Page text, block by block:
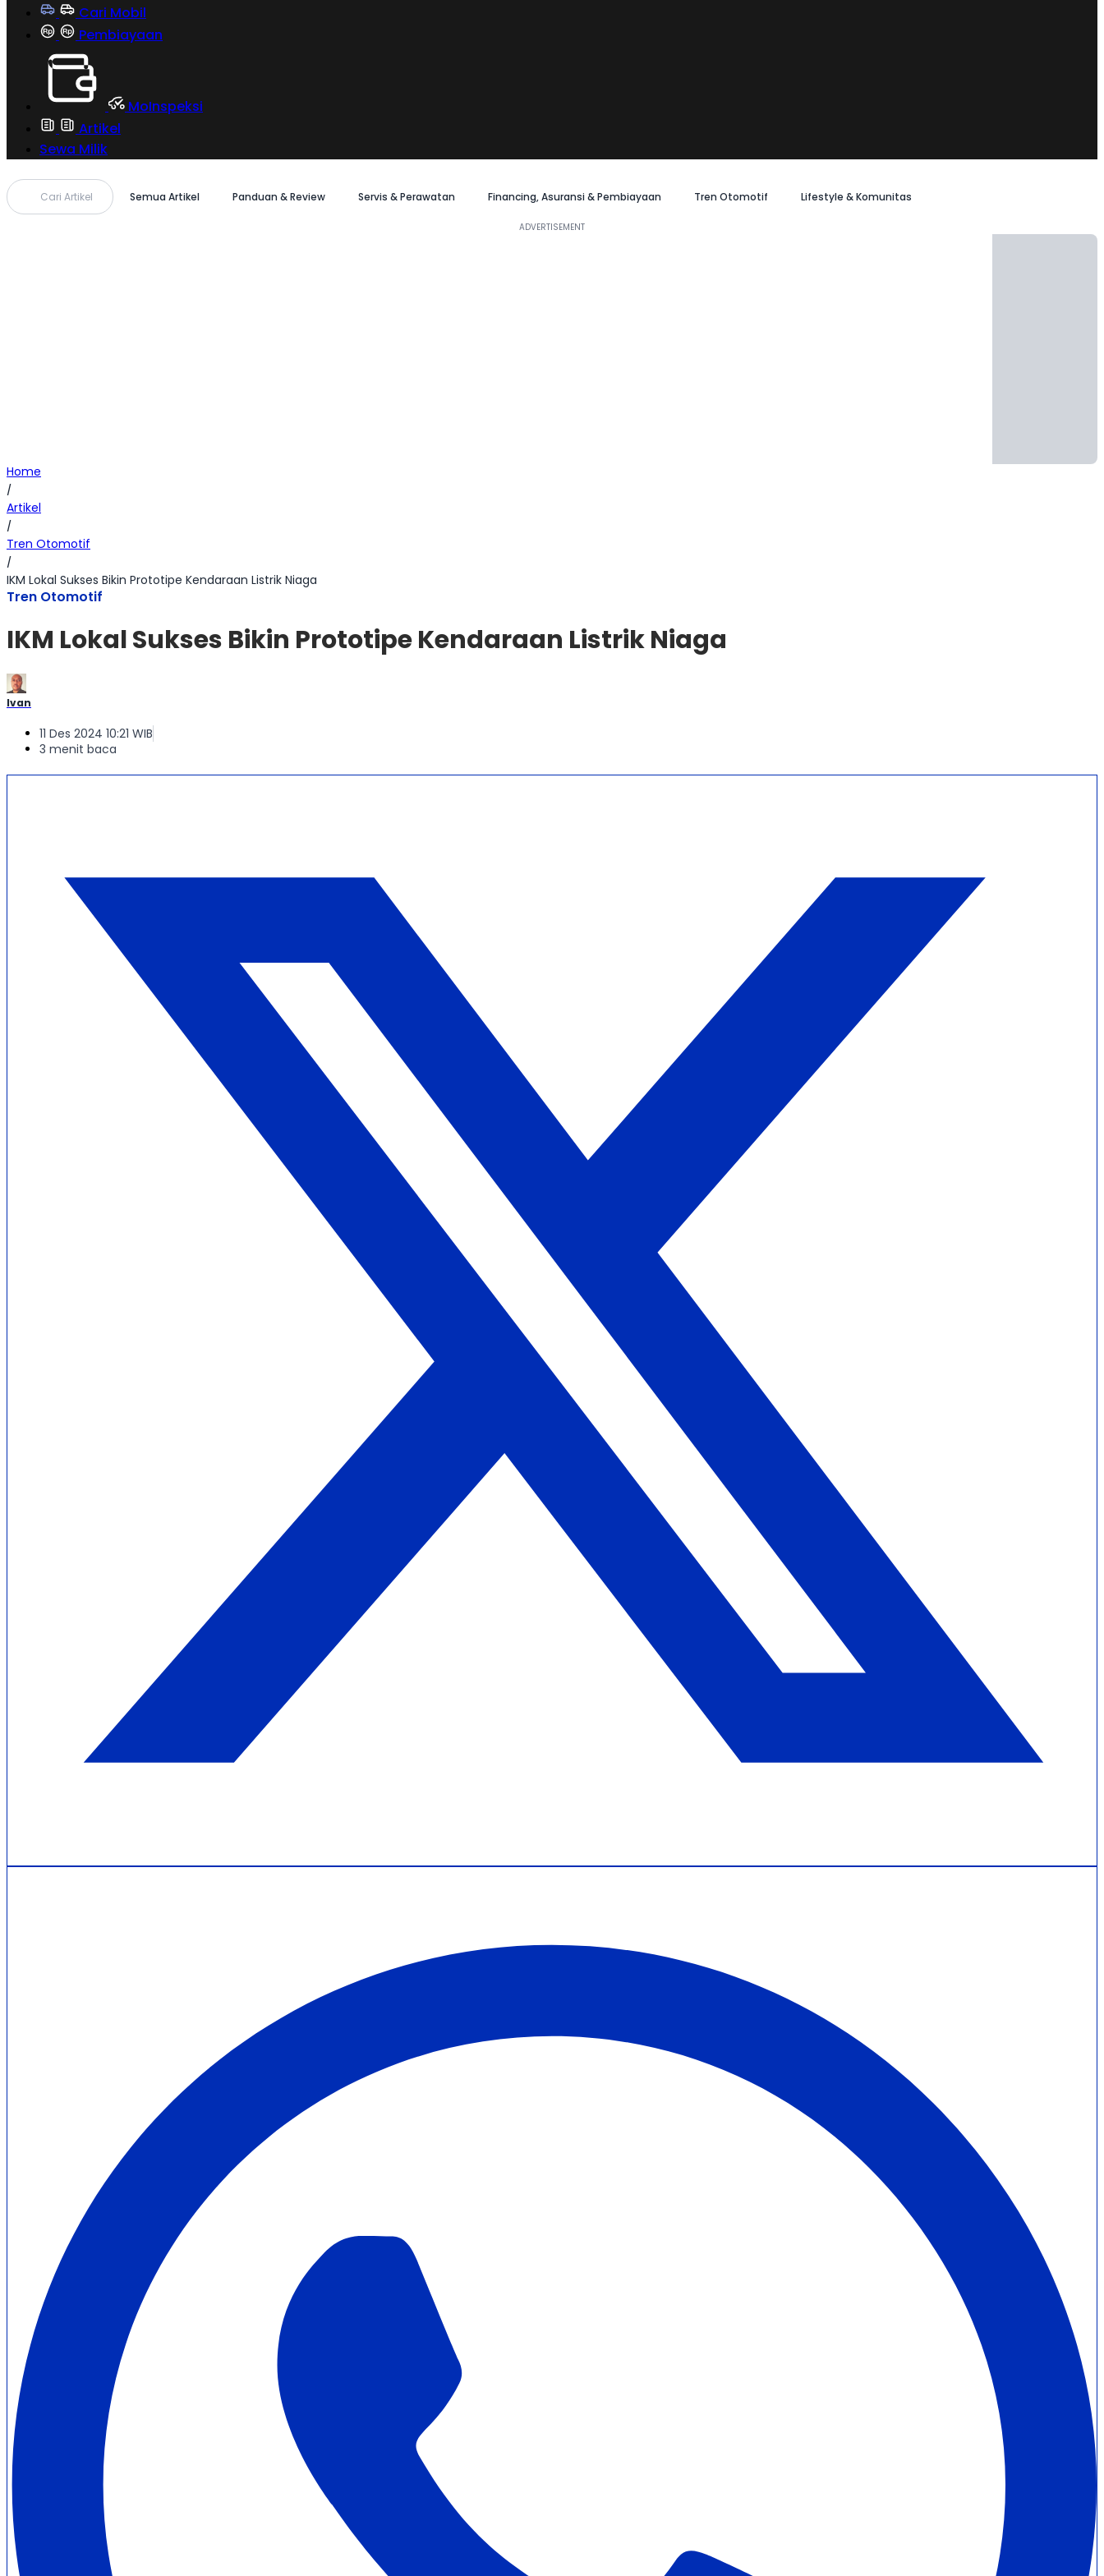
Cari Mobil
Pembiayaan
MoInspeksi
Artikel
Sewa Milik
Cari Artikel Semua Artikel Panduan & Review Servis & Perawatan Financing, Asuransi & Pembiayaan Tren Otomotif Lifestyle & Komunitas
Home
/
Artikel
/
Tren Otomotif
/
IKM Lokal Sukses Bikin Prototipe Kendaraan Listrik Niaga
Tren Otomotif
IKM Lokal Sukses Bikin Prototipe Kendaraan Listrik Niaga
Ivan
11 Des 2024 10:21 WIB
3 menit baca